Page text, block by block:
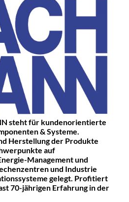
steht für kundenorientierte
& Systeme.
Herstellung der Produkte
auf
Management und
und Industrie
gelegt. Profitiert
70-jährigen Erfahrung in der